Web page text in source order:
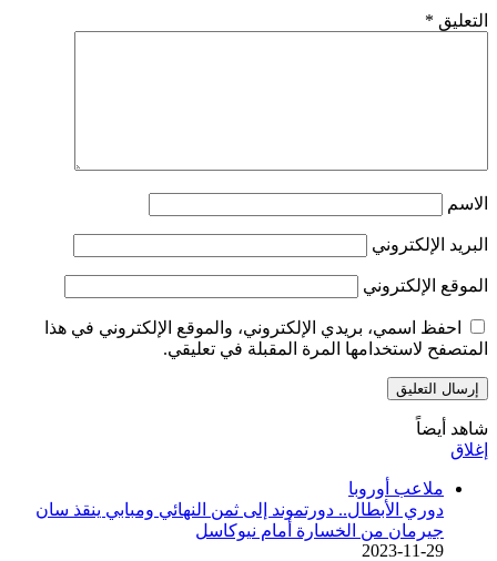
التعليق *
الاسم
البريد الإلكتروني
الموقع الإلكتروني
احفظ اسمي، بريدي الإلكتروني، والموقع الإلكتروني في هذا
المتصفح لاستخدامها المرة المقبلة في تعليقي.
شاهد أيضاً
إغلاق
ملاعب أوروبا
دوري الأبطال.. دورتموند إلى ثمن النهائي ومبابي ينقذ سان
جيرمان من الخسارة أمام نيوكاسل
2023-11-29